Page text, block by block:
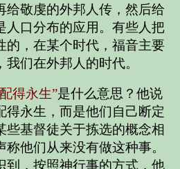
给敬虔的外邦人传，然后给
人口分布的应用。有些人把
的，在某个时代，福音主要
们在外邦人的时代。
得永生”是什么意思？他说
得永生，而是他们自己断定
些基督徒关于拣选的概念相
他们从来没有做这种事。
到，按照神行事的方式，他